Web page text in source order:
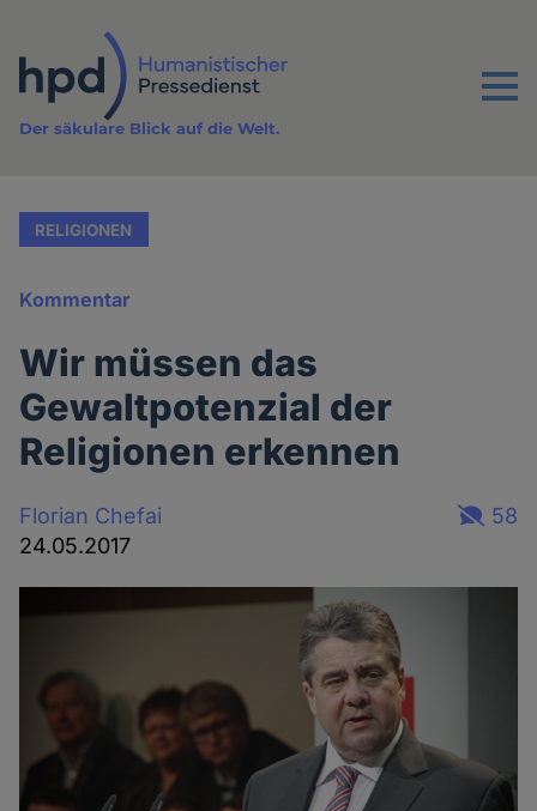
Inhalt
Menu
Der säkulare Blick auf die Welt.
RELIGIONEN
Kommentar
Wir müssen das
Gewaltpotenzial der
Religionen erkennen
Florian Chefai
24.05.2017
58